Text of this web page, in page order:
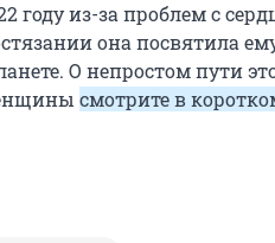
году из-за проблем с
она посвятила
О непростом пути
смотрите в